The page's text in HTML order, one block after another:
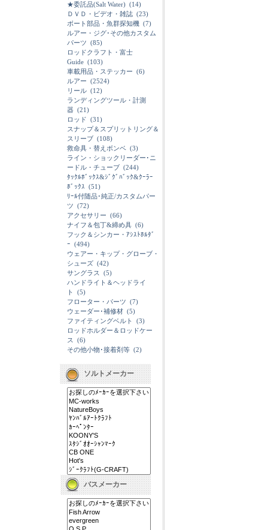
★委託品(Salt Water) (14)
ＤＶＤ・ビデオ・雑誌 (23)
ボート部品・魚群探知機 (7)
ルアー・ジグ･その他カスタム
パーツ (85)
ロッドクラフト・富士
Guide (103)
車載用品・ステッカー (6)
ルアー (2524)
リール (12)
ランディングツール・計測
器 (21)
ロッド (31)
スナップ＆スプリットリング＆
スリーブ (108)
救命具・替えボンベ (3)
ライン・ショックリーダー･ニ
ードル・チューブ (244)
ﾀｯｸﾙﾎﾞｯｸｽ&ｼﾞｸﾞﾊﾞｯｸ&ｸｰﾗｰ
ﾎﾞｯｸｽ (51)
ﾘｰﾙ付随品･純正/カスタムパー
ツ (72)
アクセサリー (66)
ナイフ＆包丁&締め具 (6)
フック＆シンカー・ｱｼｽﾄﾎﾙﾀﾞ
ｰ (494)
ウェアー・キップ・グローブ・
シューズ (42)
サングラス
(5)
ハンドライト＆ヘッドライ
ト
(5)
フローター・パーツ (7)
ウェーダー･補修材 (5)
ファイティングベルト
(3)
ロッドホルダー＆ロッドケー
ス
(6)
その他小物･接着剤等 (2)
ソルトメーカー
バスメーカー